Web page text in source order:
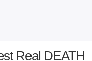
Real DEATH